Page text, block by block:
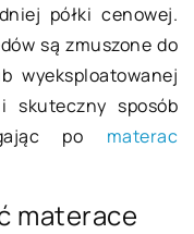
półki cenowej.
są zmuszone do
wyeksploatowanej
skuteczny sposób
po materac
materace